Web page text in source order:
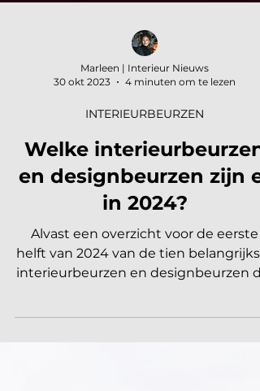
30 okt 2023
4 minuten om te lezen
INTERIEURBEURZEN
Welke interieurbeurzen
en designbeurzen zijn er
in 2024?
Alvast een overzicht voor de eerste
helft van 2024 van de tien